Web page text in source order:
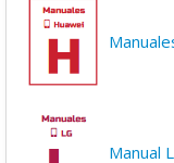
Manual